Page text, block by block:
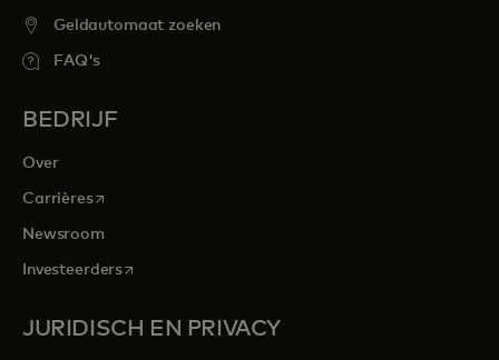
Geldautomaat zoeken
FAQ's
BEDRIJF
Over
Carrièresopens in a new tab
Newsroom
Investeerdersopens in a new tab
JURIDISCH EN PRIVACY